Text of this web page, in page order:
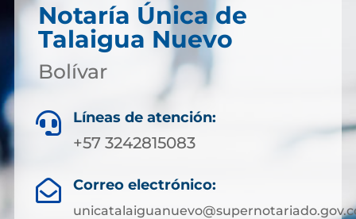
Notaría Única de
Talaigua Nuevo
Bolívar
 Líneas de atención:
+57 3242815083
 Correo electrónico: